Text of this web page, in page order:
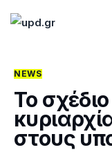
Home
News
NEWS
Το
στους